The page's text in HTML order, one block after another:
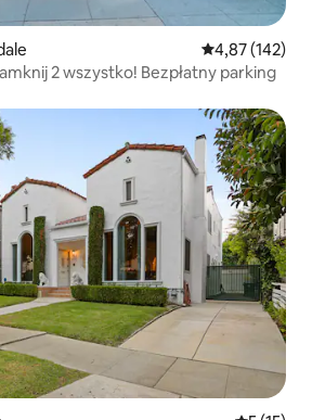
Średnia
4,87 (142)
DŁUŻSZY POBYT - zamknij 2 wszystko! Bezpłatny parking